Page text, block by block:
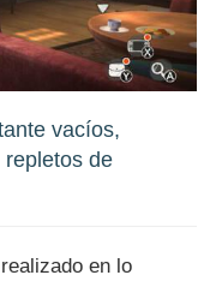
vacíos,
de
en lo